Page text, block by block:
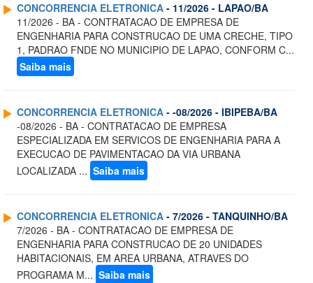
CONCORRENCIA ELETRONICA - 11/2026 - LAPAO/BA
11/2026 - BA - CONTRATACAO DE EMPRESA DE
ENGENHARIA PARA CONSTRUCAO DE UMA CRECHE, TIPO
1, PADRAO FNDE NO MUNICIPIO DE LAPAO, CONFORM C...
Saiba mais
CONCORRENCIA ELETRONICA - -08/2026 - IBIPEBA/BA
-08/2026 - BA - CONTRATACAO DE EMPRESA
ESPECIALIZADA EM SERVICOS DE ENGENHARIA PARA A
EXECUCAO DE PAVIMENTACAO DA VIA URBANA
LOCALIZADA ... Saiba mais
CONCORRENCIA ELETRONICA - 7/2026 - TANQUINHO/BA
7/2026 - BA - CONTRATACAO DE EMPRESA DE
ENGENHARIA PARA CONSTRUCAO DE 20 UNIDADES
HABITACIONAIS, EM AREA URBANA, ATRAVES DO
PROGRAMA M... Saiba mais